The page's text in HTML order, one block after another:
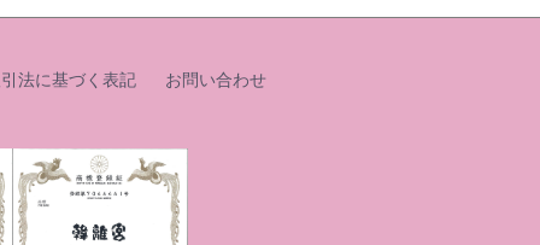
法に基づく表記 お問い合わせ